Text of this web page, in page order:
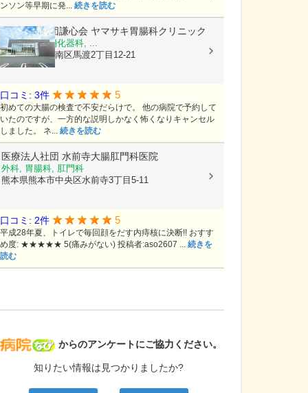
病院なび
からのアンケートにご協力ください。
知りたい情報は見つかりましたか?
ンソン等早期に発... 続きを読む
医療法人社団謙心会 ヤマサキ胃腸科クリニック
内科, 外科, 消化器科, ...
熊本県熊本市南区馬渡2丁目12-21
口コミ: 3件 5
初めての大腸の検査で不安だらけで。 他の病院で予約して
いたのですが、一方的な説明しかなく怖くなりキャンセル
しました。 ネ... 続きを読む
医療法人社団 水前寺大腸肛門科医院
外科, 胃腸科, 肛門科
熊本県熊本市中央区水前寺3丁目5-11
口コミ: 2件 5
平成28年夏、トイレで毎回顔をだす内痔核に決断!! おすす
め度: ★★★★★ 5(痛みがない) 投稿者:aso2607 ... 続きを
読む